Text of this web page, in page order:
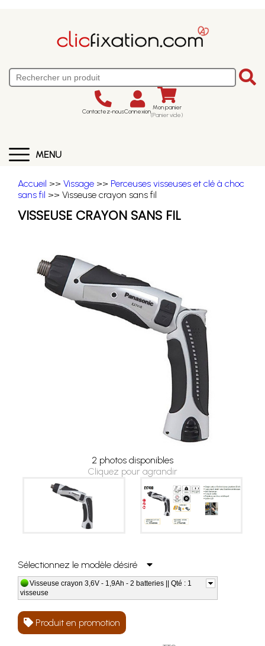
Contactez-nousConnexion Mon panier
(Panier vide)
MENU
Accueil >> Vissage >> Perceuses visseuses et clé à choc
sans fil >> Visseuse crayon sans fil
VISSEUSE CRAYON SANS FIL
2 photos disponibles
Cliquez pour agrandir
Sélectionnez le modèle désiré
Visseuse crayon 3,6V - 1,9Ah - 2 batteries || Qté : 1
visseuse
Produit en promotion